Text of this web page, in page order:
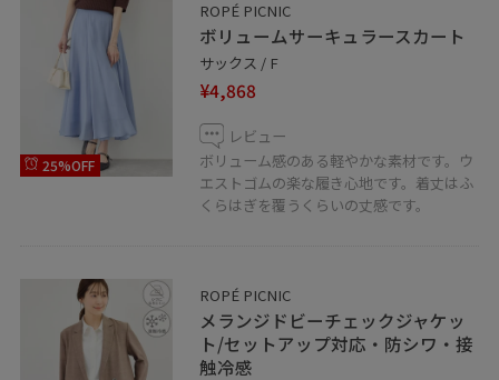
25%OFF
ROPÉ PICNIC
ボリュームサーキュラースカート
サックス / F
¥4,868
レビュー
ボリューム感のある軽やかな素材です。ウ
エストゴムの楽な履き心地です。着丈はふ
くらはぎを覆うくらいの丈感です。
ROPÉ PICNIC
メランジドビーチェックジャケッ
ト/セットアップ対応・防シワ・接
触冷感